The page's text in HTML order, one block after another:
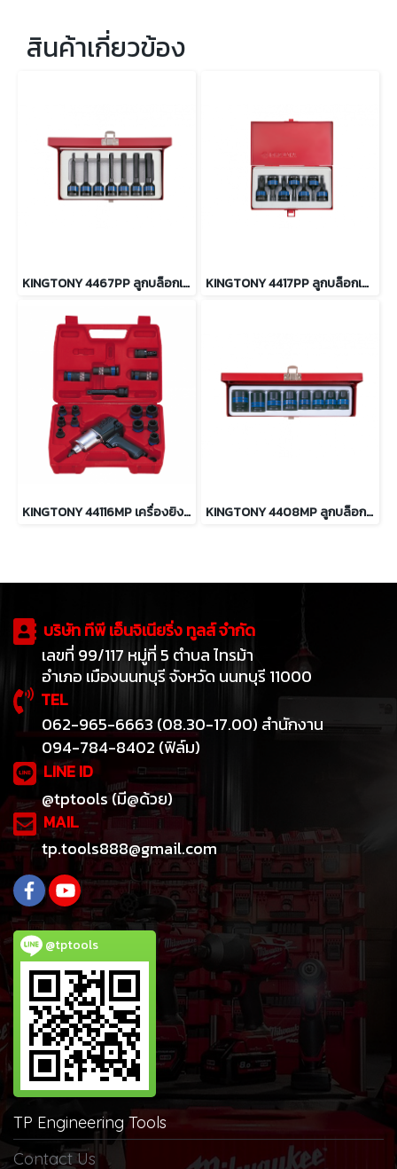
สินค้าเกี่ยวข้อง
KINGTONY 4467PP ลูกบล็อกเดือยโผล่ลม ท็อค ยาว รู 1/2” 7ตัว/ชุด KINGTONY 4417PP ลูกบล็อกเดือยโผล่ลม ท็อค สั้น รู 1/2” 7ตัว/ชุด
KINGTONY 44116MP เครื่องยิงบล็อกลม 1/2" 20 ตัว/ชุด KINGTONY 4408MP ลูกบล็อกลม 6เหลี่ยม สั้น 1/2” 8 ตัว/ชุด
บริษัท ทีพี เอ็นจิเนียริ่ง ทูลส์ จำกัด
เลขที่ 99/117 หมู่ที่ 5 ตำบล ไทรม้า
อำเภอ เมืองนนทบุรี จังหวัด นนทบุรี 11000
TEL
062-965-6663 (08.30-17.00) สำนักงาน
094-784-8402 (ฟิล์ม)
LINE ID
@tptools (มี@ด้วย)
MAIL
tp.tools888@gmail.com
@tptools
TP Engineering Tools
Contact Us